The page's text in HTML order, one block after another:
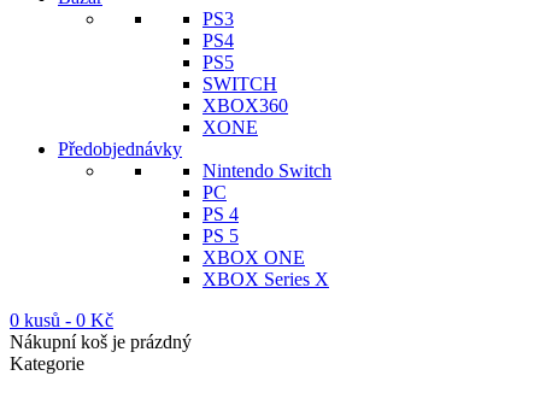
PS3
PS4
PS5
SWITCH
XBOX360
XONE
Předobjednávky
Nintendo Switch
PC
PS 4
PS 5
XBOX ONE
XBOX Series X
0 kusů - 0 Kč
Nákupní koš je prázdný
Kategorie